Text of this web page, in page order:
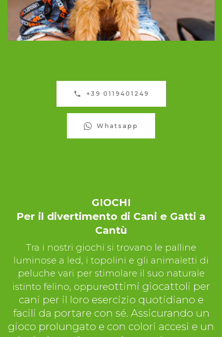
+39 0119401249
Whatsapp
GIOCHI
Per il divertimento di Cani e Gatti a
Cantù
Tra i nostri giochi si trovano le palline
luminose a led, i topolini e gli animaletti di
peluche vari per stimolare il suo naturale
istinto felino, oppureottimi giocattoli per
cani per il loro esercizio quotidiano e
facili da portare con sé. Assicurando un
gioco prolungato e con colori accesi e un